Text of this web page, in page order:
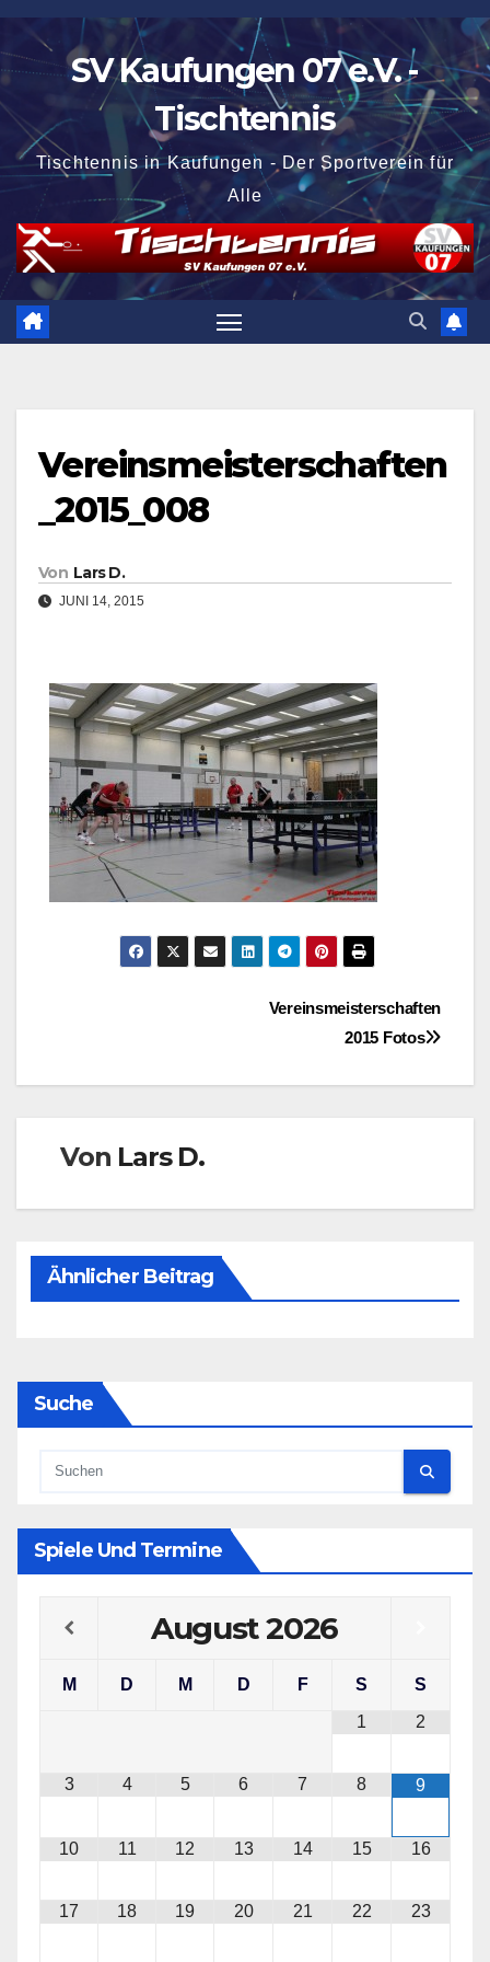
Zum
Inhalt
springen
SV Kaufungen 07 e.V. -
Tischtennis
Tischtennis in Kaufungen - Der Sportverein für
Alle
Vereinsmeisterschaften
_2015_008
Von Lars D.
JUNI 14, 2015
Beitragsnavigation
Vereinsmeisterschaften
2015 Fotos
Von Lars D.
Ähnlicher Beitrag
Suche
Spiele Und Termine
August2026
M D M D F S
S
1
2
3 4 5 6 7 8 9
10 11 12 13 14 15 16
17 18 19 20 21 22 23